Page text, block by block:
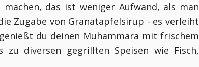
das ist weniger Aufwand, als man
Zugabe von Granatapfelsirup - es verleiht
du deinen Muhammara mit frischem
zu diversen gegrillten Speisen wie Fisch,